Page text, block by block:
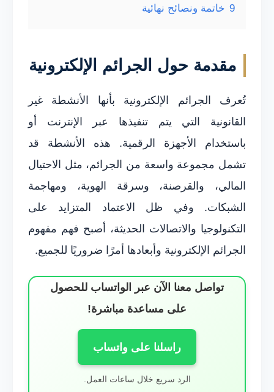
9 خاتمة ونصائح نهائية
مقدمة حول الجرائم الإلكترونية
تُعرف الجرائم الإلكترونية بأنها الأنشطة غير
القانونية التي يتم تنفيذها عبر الإنترنت أو
باستخدام الأجهزة الرقمية. هذه الأنشطة قد
تشمل مجموعة واسعة من الجرائم، مثل الاحتيال
المالي، والقرصنة، وسرقة الهوية، ومهاجمة
الشبكات. وفي ظل الاعتماد المتزايد على
التكنولوجيا والاتصالات الحديثة، أصبح فهم مفهوم
الجرائم الإلكترونية وأبعادها أمرًا ضروريًا للجميع.
تواصل معنا الآن عبر الواتساب للحصول
على مساعدة مباشرة!
راسلنا على واتساب
الرد سريع خلال ساعات العمل.